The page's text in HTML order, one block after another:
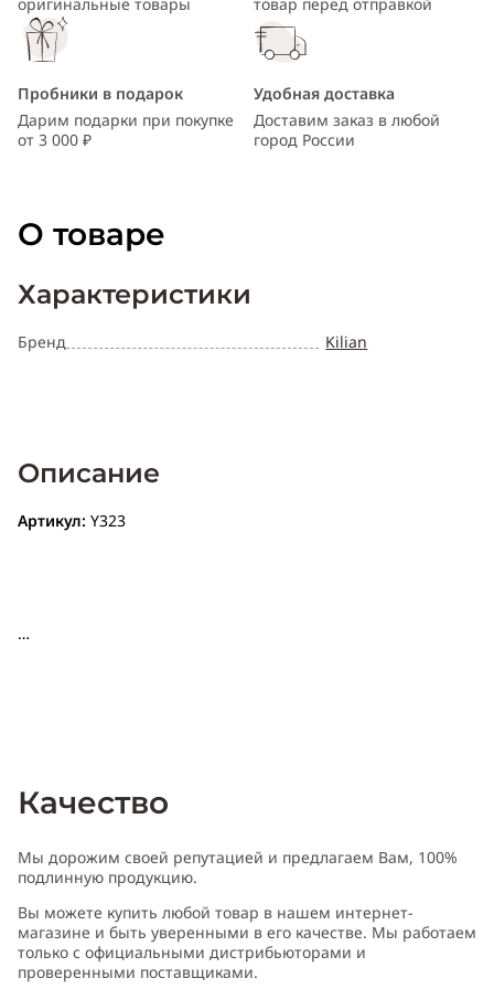
Пробники в подарок
Дарим подарки при покупке
от 3 000 ₽
Удобная доставка
Доставим заказ в любой
город России
О товаре
Характеристики
Бренд Kilian
Описание
Артикул: Y323
Качество
Мы дорожим своей репутацией и предлагаем Вам, 100%
подлинную продукцию.
Вы можете купить любой товар в нашем интернет-
магазине и быть уверенными в его качестве. Мы работаем
только с официальными дистрибьюторами и
проверенными поставщиками.